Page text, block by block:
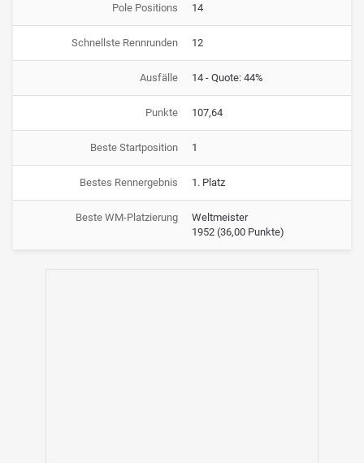
Pole Positions 14
Schnellste Rennrunden 12
Ausfälle 14 - Quote: 44%
Punkte 107,64
Beste Startposition 1
Bestes Rennergebnis 1. Platz
Beste WM-Platzierung
Weltmeister
1952 (36,00 Punkte)